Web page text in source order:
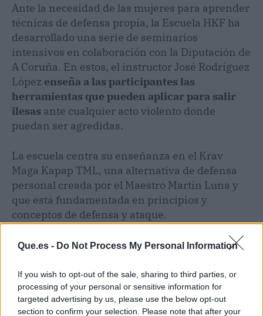
Que.es - Do Not Process My Personal Information
If you wish to opt-out of the sale, sharing to third parties, or
processing of your personal or sensitive information for
targeted advertising by us, please use the below opt-out
section to confirm your selection. Please note that after your
Ante la necesidad de las mujeres para aprender
técnicas de defensa propia, la Escuela HKF ha
desarrollado una serie de seminarios
intensivos en colaboración con la Diputación de
A Coruña. En estos, el instructor José Rodríguez
López enseña a las participantes las
herramientas que pueden aplicar para salir
ilesas ante cualquier acto violento donde
puedan ser agredidas.
La escuela centra su enseñanza en el Krav
Maga Kapap TML, una alternativa de defensa
personal creada por el Maestro Martín Luna y
que está fundamentada en principios y
conceptos de defensa y ataque.
Esta opción es muy solicitada por las mujeres,
autodefensa, sino que les ayuda a sentirse
protegidas y en forma, mejorando su disciplina
y su salud mental. Con su práctica recurrente,